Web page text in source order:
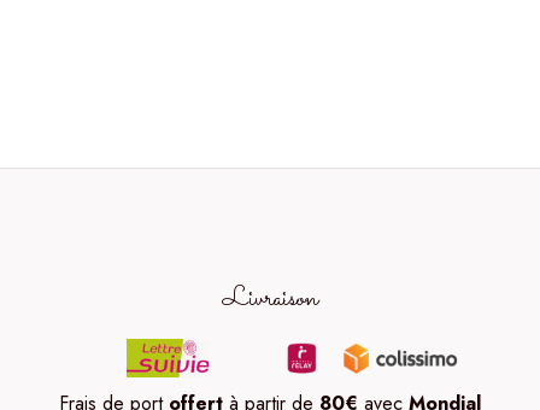
Livraison
Frais de port offert à partir de 80€ avec Mondial